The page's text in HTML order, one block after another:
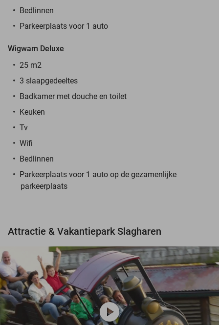
Bedlinnen
Parkeerplaats voor 1 auto
Wigwam Deluxe
25 m2
3 slaapgedeeltes
Badkamer met douche en toilet
Keuken
Tv
Wifi
Bedlinnen
Parkeerplaats voor 1 auto op de gezamenlijke
parkeerplaats
Attractie & Vakantiepark Slagharen
play_circle